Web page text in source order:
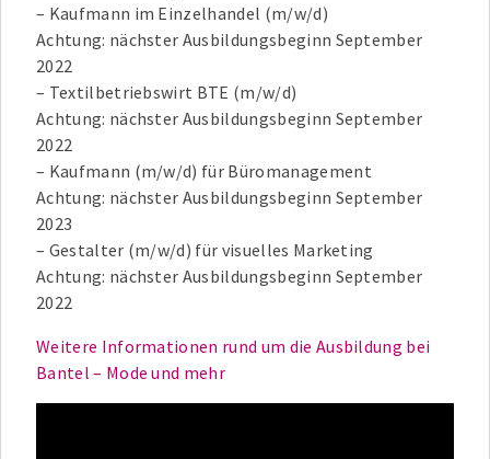
– Kaufmann im Einzelhandel (m/w/d)
Achtung: nächster Ausbildungsbeginn September
2022
– Textilbetriebswirt BTE (m/w/d)
Achtung: nächster Ausbildungsbeginn September
2022
– Kaufmann (m/w/d) für Büromanagement
Achtung: nächster Ausbildungsbeginn September
2023
– Gestalter (m/w/d) für visuelles Marketing
Achtung: nächster Ausbildungsbeginn September
2022
Weitere Informationen rund um die Ausbildung bei
Bantel – Mode und mehr